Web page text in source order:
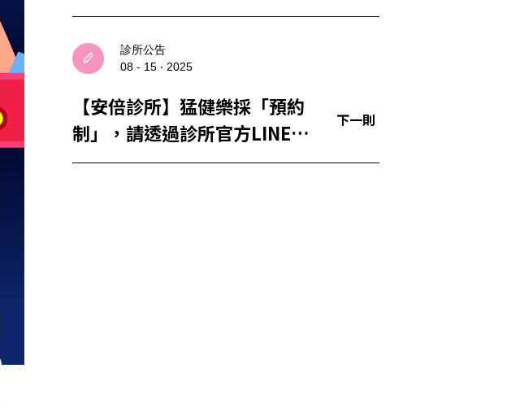
診所公告
08 - 15 ‧ 2025
【安倍診所】猛健樂採「預約
制」，請透過診所官方LINE聯
繫預約
下一則